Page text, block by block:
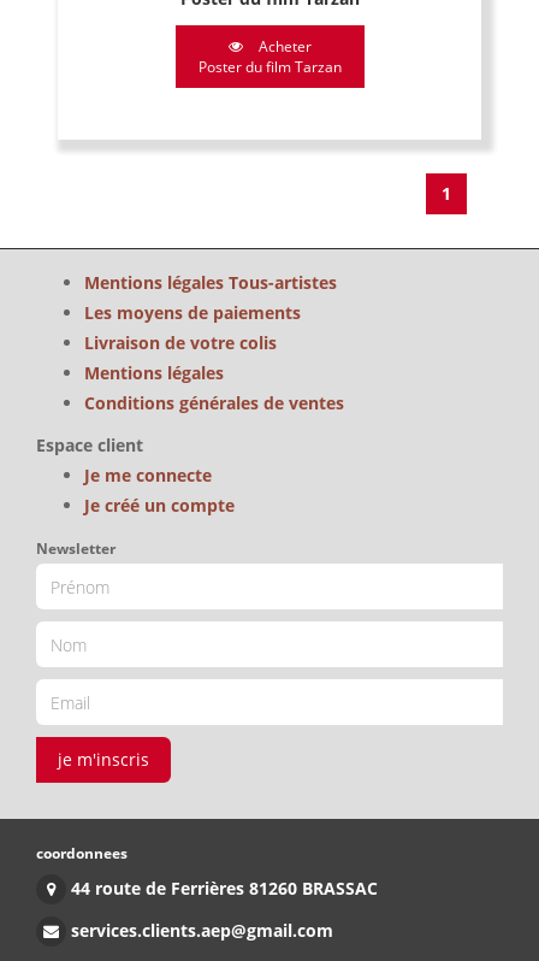
Acheter
Poster du film Tarzan
1
Mentions légales Tous-artistes
Les moyens de paiements
Livraison de votre colis
Mentions légales
Conditions générales de ventes
Espace client
Je me connecte
Je créé un compte
Newsletter
je m'inscris
coordonnees
44 route de Ferrières 81260 BRASSAC
services.clients.aep@gmail.com